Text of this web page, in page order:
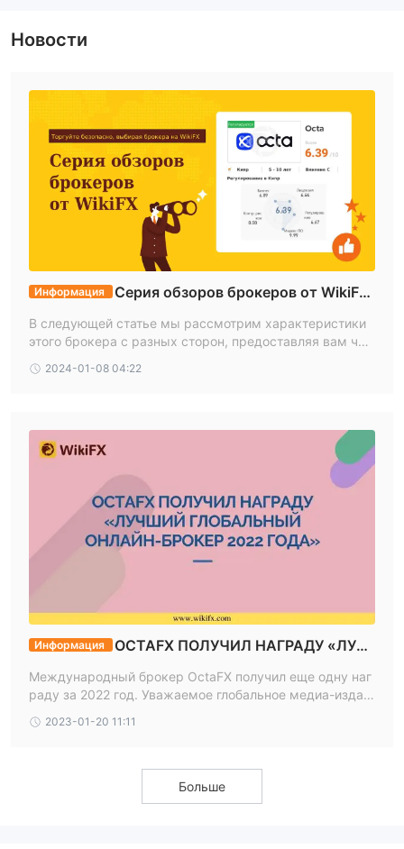
трейдеров. Вы также можете следить за ними на
Twitter и Instagram.
Новости
Информация
Серия обзоров брокеров от WikiFX
латформы
В следующей статье мы рассмотрим характеристики
этого брокера с разных сторон, предоставляя вам чет
2024-01-08 04:22
Информация
OCTAFX ПОЛУЧИЛ НАГРАДУ «ЛУЧ
ШИЙ ГЛОБАЛЬНЫЙ ОНЛАЙН-БРОКЕР 2022 ГО
ДА»
Международный брокер OctaFX получил еще одну наг
раду за 2022 год. Уважаемое глобальное медиа-издан
«Лучший онлайн-брокер 2022 года».
2023-01-20 11:11
Больше